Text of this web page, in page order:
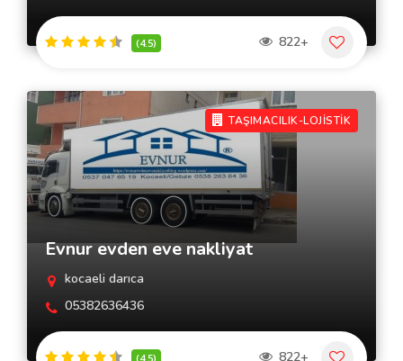
(4.5) 822+
TAŞIMACILIK-LOJİSTİK
Evnur evden eve nakliyat
kocaeli darıca
05382636436
(4.5) 822+